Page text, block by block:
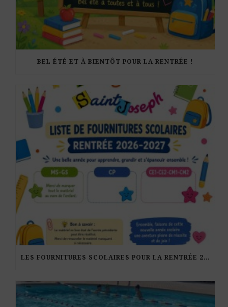
BEL ÉTÉ ET À BIENTÔT POUR LA RENTRÉE !
LES FOURNITURES SCOLAIRES POUR LA RENTRÉE 2026-27